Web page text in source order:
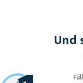
Und